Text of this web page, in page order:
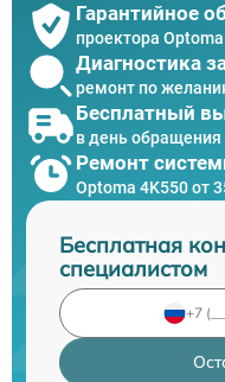
Гарантийное
проектора
Диагностика
ремонт по
Бесплатный
в день обращения
Ремонт
Optoma 4K550 от
Бесплатная
специалистом